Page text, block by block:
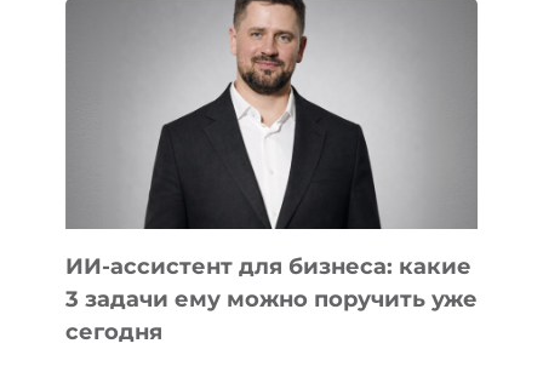
КОТОРЫЕ
РАЗВИВАЮТ
ТЕХНОЛОГИЧЕСКОЕ
ОБРАЗОВАНИЕ
ТАДЖИКИСТАНА
ИИ-ассистент для бизнеса: какие
3 задачи ему можно поручить уже
сегодня